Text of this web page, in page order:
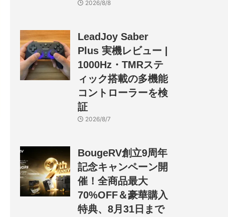
2026/8/8
LeadJoy Saber
Plus 実機レビュー |
1000Hz・TMRステ
ィック搭載の多機能
コントローラーを検
証
2026/8/7
BougeRV創立9周年
記念キャンペーン開
催！全商品最大
70%OFF＆豪華購入
特典、8月31日まで